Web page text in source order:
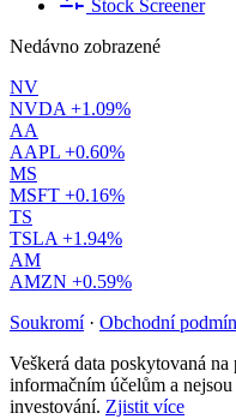
Stock Screener
Nedávno zobrazené
NV
NVDA +1.09%
AA
AAPL +0.60%
MS
MSFT +0.16%
TS
TSLA +1.94%
AM
AMZN +0.59%
Soukromí · Obchodní
Veškerá data poskytovaná
informačním účelům a
investování. Zjistit více